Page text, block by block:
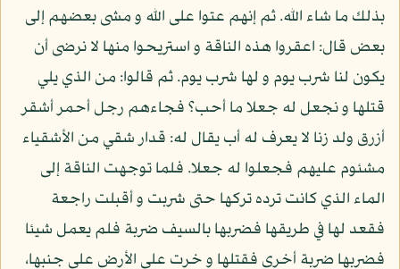
بذلك ما شاء الله. ثم إنهم عتوا على الله و مشى بعضهم إلى
بعض قال: اعقروا هذه الناقة و استريحوا منها لا نرضى أن
يكون لنا شرب يوم و لها شرب يوم. ثم قالوا: من الذي يلي
قتلها و نجعل له جعلا ما أحب؟ فجاءهم رجل أحمر أشقر
أزرق ولد زنا لا يعرف له أب يقال له: قدار شقي من الأشقياء
مشئوم عليهم فجعلوا له جعلا. فلما توجهت الناقة إلى
الماء الذي كانت ترده تركها حتى شربت و أقبلت راجعة
فقعد لها في طريقها فضربها بالسيف ضربة فلم يعمل شيئا
فضربها ضربة أخرى فقتلها و خرت على الأرض على جنبها،